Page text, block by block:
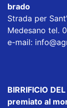
brado
Strada per
Medesano tel.
e-mail:
BIRRIFICIO
premiato al